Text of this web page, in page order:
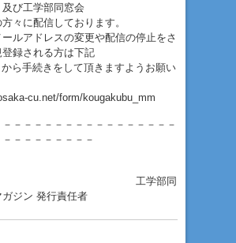
び工学部同窓会
々に配信しております。
ルアドレスの変更や配信の停止をさ
録される方は下記
ら手続きをして頂きますようお願い
cu.net/form/kougakubu_mm
－－－－－－－－－－－－－－－－－
－－－－－－－－
学部同
ジン 発行責任者